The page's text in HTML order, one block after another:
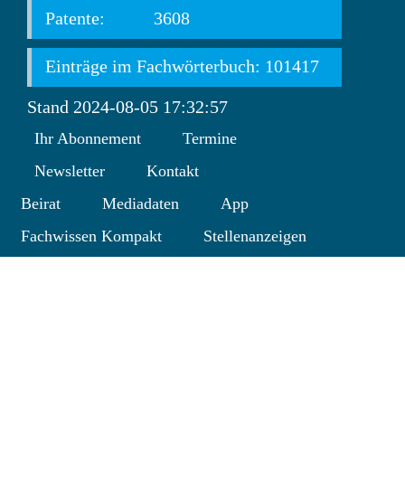
Patente: 3608
Einträge im Fachwörterbuch: 101417
Stand 2024-08-05 17:32:57
Ihr Abonnement
Termine
Newsletter
Kontakt
Beirat
Mediadaten
App
Fachwissen Kompakt
Stellenanzeigen